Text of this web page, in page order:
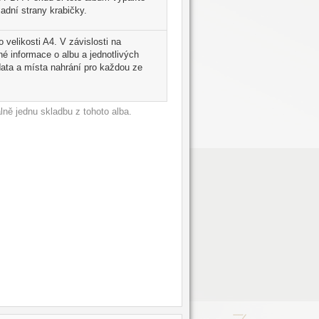
strany krabičky.
velikosti A4. V závislosti na
informace o albu a jednotlivých
a místa nahrání pro každou ze
jednu skladbu z tohoto alba.